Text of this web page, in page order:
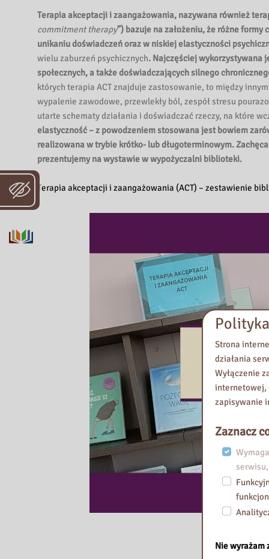
B
i
b
l
i
o
t
e
k
a
W
j
w
z
k
a
i
m
.
K
o
m
i
j
E
d
u
k
a
j
Terapia akceptacji i zaangażowania, nazywana również
commitment therapy”) bazuje na założeniu, że różne
unikaniu doświadczeń oraz w niskiej elastyczności
wielu zaburzeń psychicznych. Najczęściej wykorzystywana
społecznych, a także doświadczających silnego
których terapia ACT znajduje zastosowanie, to między
wypalenie zawodowe, przewlekły ból, zespół stresu
utarte schematy działania i doświadczać rzeczy, na które
elastyczność – z powodzeniem stosowana jest bowiem
realizowana w trybie krótko- lub długoterminowym.
prezentujemy na wystawie w wypożyczalni biblioteki.
Terapia akceptacji i zaangażowania (ACT) – zestawienie
Strona
działania
Wyłączenie
internetowej,
zapisywanie
Zaznacz
Nie wyrażam